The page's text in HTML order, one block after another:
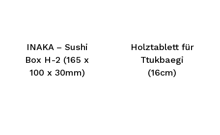
INAKA – Sushi
Box H-2 (165 x
100 x 30mm)
Holztablett für
Ttukbaegi
(16cm)